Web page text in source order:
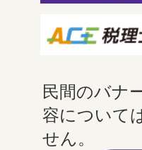
民間のバナ
容について
せん。